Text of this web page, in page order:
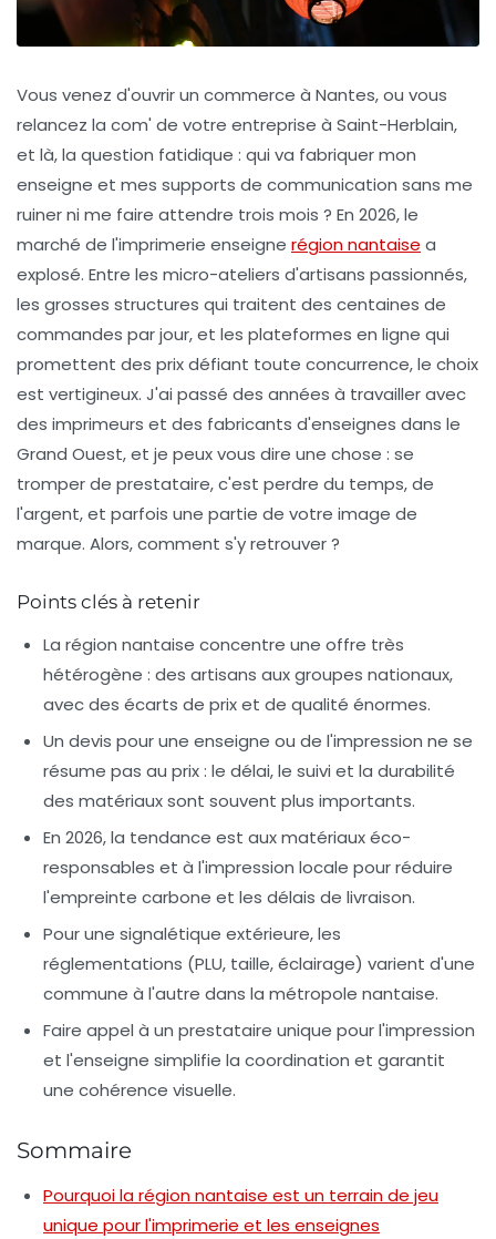
Vous venez d'ouvrir un commerce à Nantes, ou vous
relancez la com' de votre entreprise à Saint-Herblain,
et là, la question fatidique : qui va fabriquer mon
enseigne et mes supports de communication sans me
ruiner ni me faire attendre trois mois ? En 2026, le
marché de l'imprimerie enseigne région nantaise a
explosé. Entre les micro-ateliers d'artisans passionnés,
les grosses structures qui traitent des centaines de
commandes par jour, et les plateformes en ligne qui
promettent des prix défiant toute concurrence, le choix
est vertigineux. J'ai passé des années à travailler avec
des imprimeurs et des fabricants d'enseignes dans le
Grand Ouest, et je peux vous dire une chose : se
tromper de prestataire, c'est perdre du temps, de
l'argent, et parfois une partie de votre image de
marque. Alors, comment s'y retrouver ?
Points clés à retenir
La région nantaise concentre une offre très
hétérogène : des artisans aux groupes nationaux,
avec des écarts de prix et de qualité énormes.
Un devis pour une enseigne ou de l'impression ne se
résume pas au prix : le délai, le suivi et la durabilité
des matériaux sont souvent plus importants.
En 2026, la tendance est aux matériaux éco-
responsables et à l'impression locale pour réduire
l'empreinte carbone et les délais de livraison.
Pour une signalétique extérieure, les
réglementations (PLU, taille, éclairage) varient d'une
commune à l'autre dans la métropole nantaise.
Faire appel à un prestataire unique pour l'impression
et l'enseigne simplifie la coordination et garantit
une cohérence visuelle.
Sommaire
Pourquoi la région nantaise est un terrain de jeu
unique pour l'imprimerie et les enseignes